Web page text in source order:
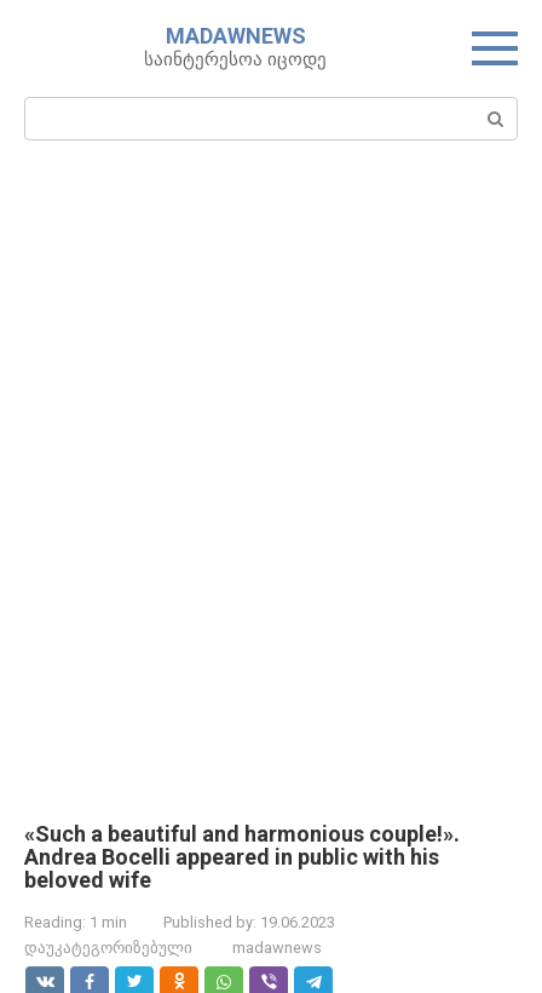
MADAWNEWS
საინტერესოა იცოდე
Search:
«Such a beautiful and harmonious couple!».
Andrea Bocelli appeared in public with his
beloved wife
Reading: 1 min Published by: 19.06.2023
დაუკატეგორიზებული
madawnews